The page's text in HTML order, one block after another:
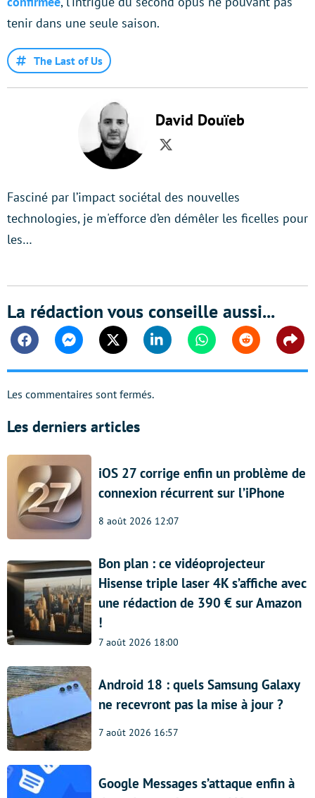
tenir dans une seule saison.
The Last of Us
David Douïeb
Twitter
Fasciné par l’impact sociétal des nouvelles
technologies, je m'efforce d’en démêler les ficelles pour
les…
La rédaction vous conseille aussi...
FacebookMessengerTwitter Linkedin WhatsappReddit
Les commentaires sont fermés.
Les derniers articles
iOS 27 corrige enfin un problème de
connexion récurrent sur l’iPhone
8 août 2026 12:07
Bon plan : ce vidéoprojecteur
Hisense triple laser 4K s’affiche avec
une rédaction de 390 € sur Amazon
!
7 août 2026 18:00
Android 18 : quels Samsung Galaxy
ne recevront pas la mise à jour ?
7 août 2026 16:57
Google Messages s’attaque enfin à